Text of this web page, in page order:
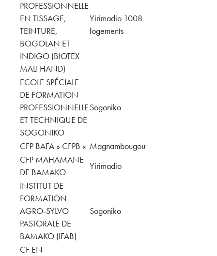
PROFESSIONNELLE
EN TISSAGE,
TEINTURE,
BOGOLAN ET
INDIGO (BIOTEX
MALI HAND)
Yirimadio 1008
logements
ECOLE SPÉCIALE
DE FORMATION
PROFESSIONNELLE
ET TECHNIQUE DE
SOGONIKO
Sogoniko
CFP BAFA » CFPB « Magnambougou
CFP MAHAMANE
DE BAMAKO
Yirimadio
INSTITUT DE
FORMATION
AGRO-SYLVO
PASTORALE DE
BAMAKO (IFAB)
Sogoniko
CF EN